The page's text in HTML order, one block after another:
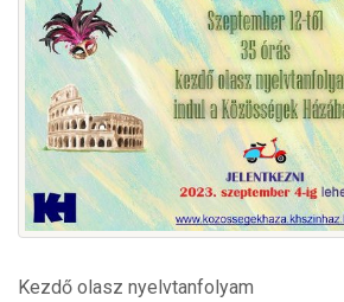
Kezdő olasz nyelvtanfolyam